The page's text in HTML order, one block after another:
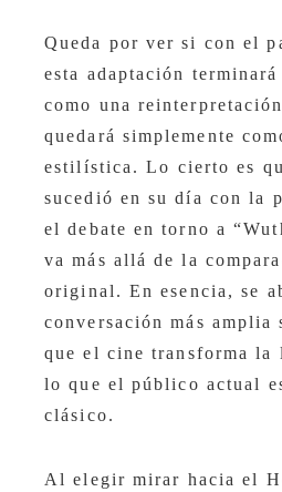
Queda por ver si con el
esta adaptación
como una
quedará simplemente
estilística. Lo cierto es
sucedió en su día con la
el debate en torno a
va más allá de la
original. En esencia, se
conversación más amplia
que el cine transforma la
lo que el público actual
clásico.
Al elegir mirar hacia el